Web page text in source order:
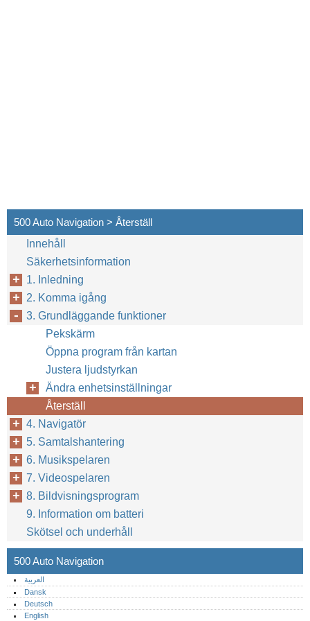
26
500 Auto Navigation > Återställ
Innehåll
Säkerhetsinformation
1. Inledning
2. Komma igång
3. Grundläggande funktioner
Pekskärm
Öppna program från kartan
Justera ljudstyrkan
Ändra enhetsinställningar
Återställ
4. Navigatör
5. Samtalshantering
6. Musikspelaren
7. Videospelaren
8. Bildvisningsprogram
9. Information om batteri
Skötsel och underhåll
500 Auto Navigation
العربية
Dansk
Deutsch
English